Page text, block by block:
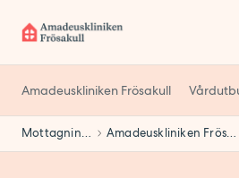
Amadeuskliniken Frösakull
Mottagningar Amadeuskliniken Frösakull